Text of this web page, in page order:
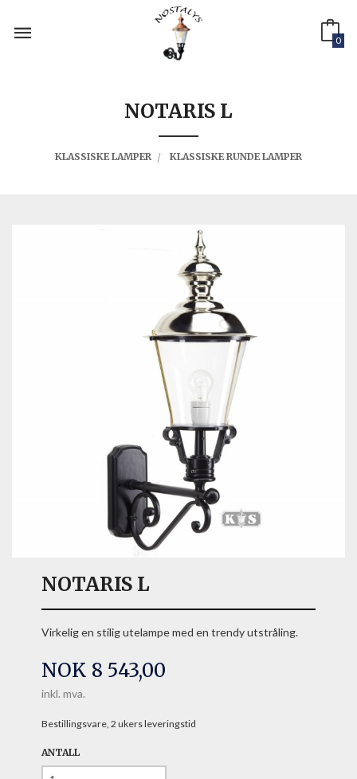
innholdet
0
NOTARIS L
KLASSISKE LAMPER KLASSISKE RUNDE LAMPER
NOTARIS L
Virkelig en stilig utelampe med en trendy utstråling.
Pris
NOK 8 543,00
inkl. mva.
Bestillingsvare, 2 ukers leveringstid
ANTALL